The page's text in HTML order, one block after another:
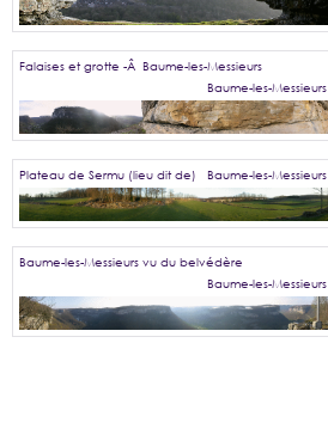
Falaises et grotte -Â Baume-les-Messieurs
Baume-les-Messieurs
Plateau de Sermu (lieu dit de) Baume-les-Messieurs
Baume-les-Messieurs vu du belvédère
Baume-les-Messieurs